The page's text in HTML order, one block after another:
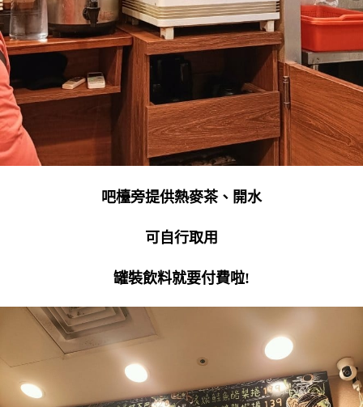
吧檯旁提供熱麥茶、開水
可自行取用
罐裝飲料就要付費啦!